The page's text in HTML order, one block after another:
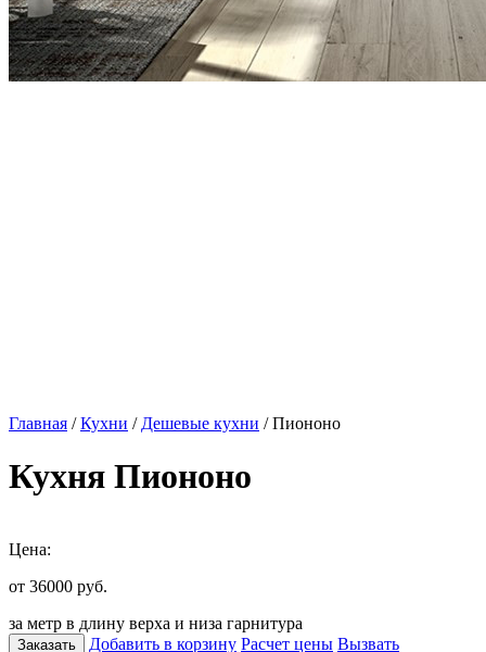
Главная /Кухни / Дешевые кухни / Пиононо
Кухня Пиононо
Цена:
от 36000 руб.
за метр в длину верха и низа гарнитура
Заказать Добавить в корзину Расчет цены Вызвать